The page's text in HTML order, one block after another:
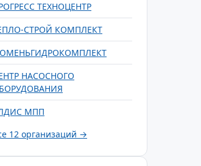
ТЕХНОЦЕНТР
СТРОЙ КОМПЛЕКТ
НАСОСНОГО
МПП
12 организаций →